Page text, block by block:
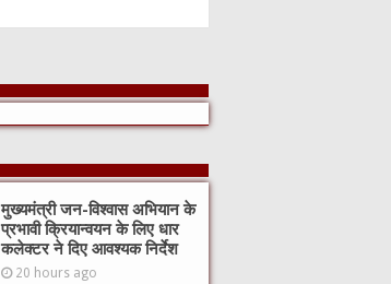
मुख्यमंत्री जन-विश्वास अभियान के
प्रभावी क्रियान्वयन के लिए धार
कलेक्टर ने दिए आवश्यक निर्देश
20 hours ago